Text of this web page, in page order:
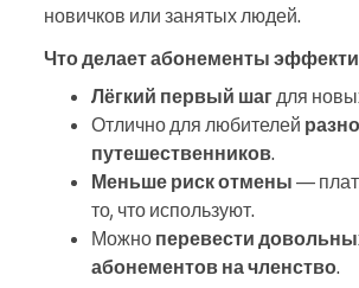
новичков или занятых людей.
Что делает абонементы
Лёгкий первый шаг для
Отлично для любителей
путешественников.
Меньше риск отмены —
то, что используют.
Можно перевести
абонементов на членство.